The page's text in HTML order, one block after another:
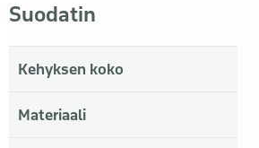
Suodatin
Kehyksen koko
Materiaali